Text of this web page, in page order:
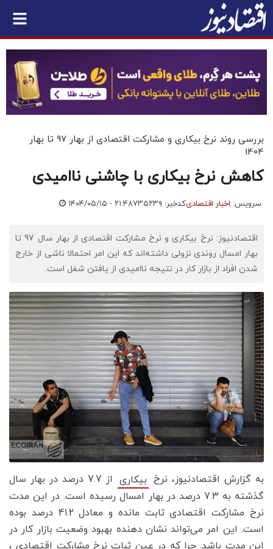
بررسی روند نرخ بیکاری و مشارکت اقتصادی از بهار 97 تا بهار
1404
کاهش نرخ بیکاری با چاشنی ناامیدی
سرویس: اخبار اقتصادیکدخبر: ۷۳۵۲۳۹ ۱۴۰۴/۰۵/۱۵ - ۲۱:۴۸
اقتصادنیوز: نرخ بیکاری و نرخ مشارکت اقتصادی از بهار سال 97 تا
بهار امسال روندی نزولی داشته‌اند که این امر احتمالا ناشی از خارج
شدن افراد از بازار کار در نتیجه ناامیدی از یافتن شغل است.
به گزارش اقتصادنیوز، نرخ بیکاری
از 7.7 درصد در بهار سال
گذشته به 7.3 درصد در بهار امسال رسیده است. در این مدت
نرخ مشارکت اقتصادی ثابت مانده و معادل 41.2 درصد بوده
است. این امر می‌تواند نشان دهنده بهبود وضعیت بازار کار در
این مدت باشد. چرا که در عین ثبات نرخ مشارکت اقتصادی ،